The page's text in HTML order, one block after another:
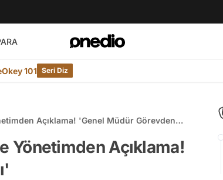
101 Seri Diz
Açıklama! 'Genel Müdür Görevden
Yönetimden Açıklama!